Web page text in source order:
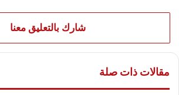
شارك بالتعليق معنا
مقالات ذات صلة